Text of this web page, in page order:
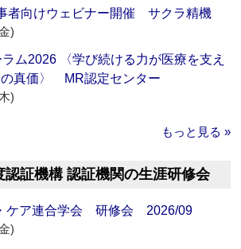
者向けウェビナー開催 サクラ精機
)
ム2026 〈学び続ける力が医療を支え
真価〉 MR認定センター
)
もっと見る »
認証機構 認証機関の生涯研修会
ケア連合学会 研修会 2026/09
)